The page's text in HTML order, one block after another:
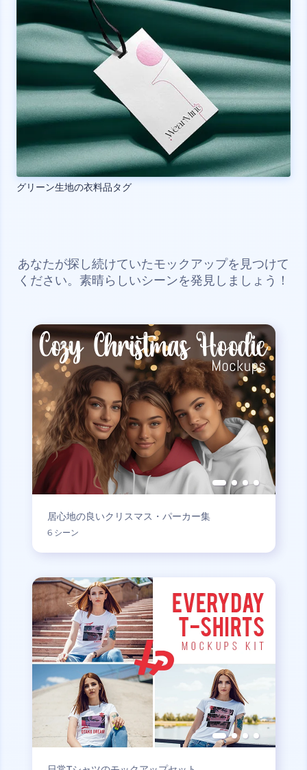
グリーン生地の衣料品タグ
あなたが探し続けていたモックアップを見つけて
ください。素晴らしいシーンを発見しましょう！
居心地の良いクリスマス・パーカー集
6 シーン